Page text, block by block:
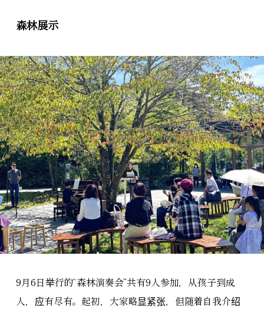
森林展示
9月6日举行的“森林演奏会”共有9人参加，从孩子到成
人，应有尽有。起初，大家略显紧张，但随着自我介绍